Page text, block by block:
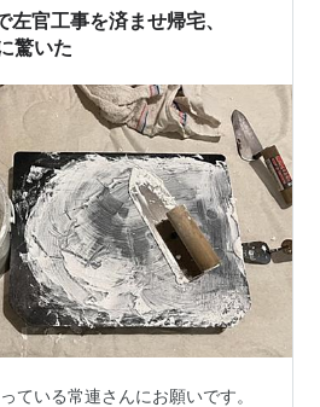
家の場合は、壁や床の微調整。
いん…
官工事を済ませ帰宅、
驚いた
ている常連さんにお願いです。